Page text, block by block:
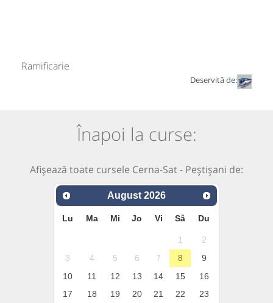
Ramificarie
Deservită de:
Înapoi la curse:
Afișează toate cursele Cerna-Sat - Peștișani de:
August 2026
Lu Ma Mi Jo Vi Sâ Du
1
2
3
4 5 6 7 8
9
10
11 12 13 14 15
16
17
18 19 20 21 22
23